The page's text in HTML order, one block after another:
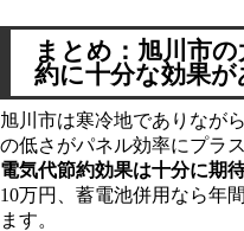
まとめ：旭川市
約に十分な効果が
旭川市は寒冷地でありなが
の低さがパネル効率にプラ
電気代節約効果は十分に期
10万円、蓄電池併用なら年
ます。